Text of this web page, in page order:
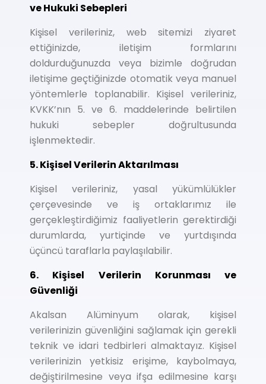
ve Hukuki Sebepleri
Kişisel verileriniz, web sitemizi ziyaret
ettiğinizde, iletişim formlarını
doldurduğunuzda veya bizimle doğrudan
iletişime geçtiğinizde otomatik veya manuel
yöntemlerle toplanabilir. Kişisel verileriniz,
KVKK’nın 5. ve 6. maddelerinde belirtilen
hukuki sebepler doğrultusunda
işlenmektedir.
5. Kişisel Verilerin Aktarılması
Kişisel verileriniz, yasal yükümlülükler
çerçevesinde ve iş ortaklarımız ile
gerçekleştirdiğimiz faaliyetlerin gerektirdiği
durumlarda, yurtiçinde ve yurtdışında
üçüncü taraflarla paylaşılabilir.
6. Kişisel Verilerin Korunması ve
Güvenliği
Akalsan Alüminyum olarak, kişisel
verilerinizin güvenliğini sağlamak için gerekli
teknik ve idari tedbirleri almaktayız. Kişisel
verilerinizin yetkisiz erişime, kaybolmaya,
değiştirilmesine veya ifşa edilmesine karşı